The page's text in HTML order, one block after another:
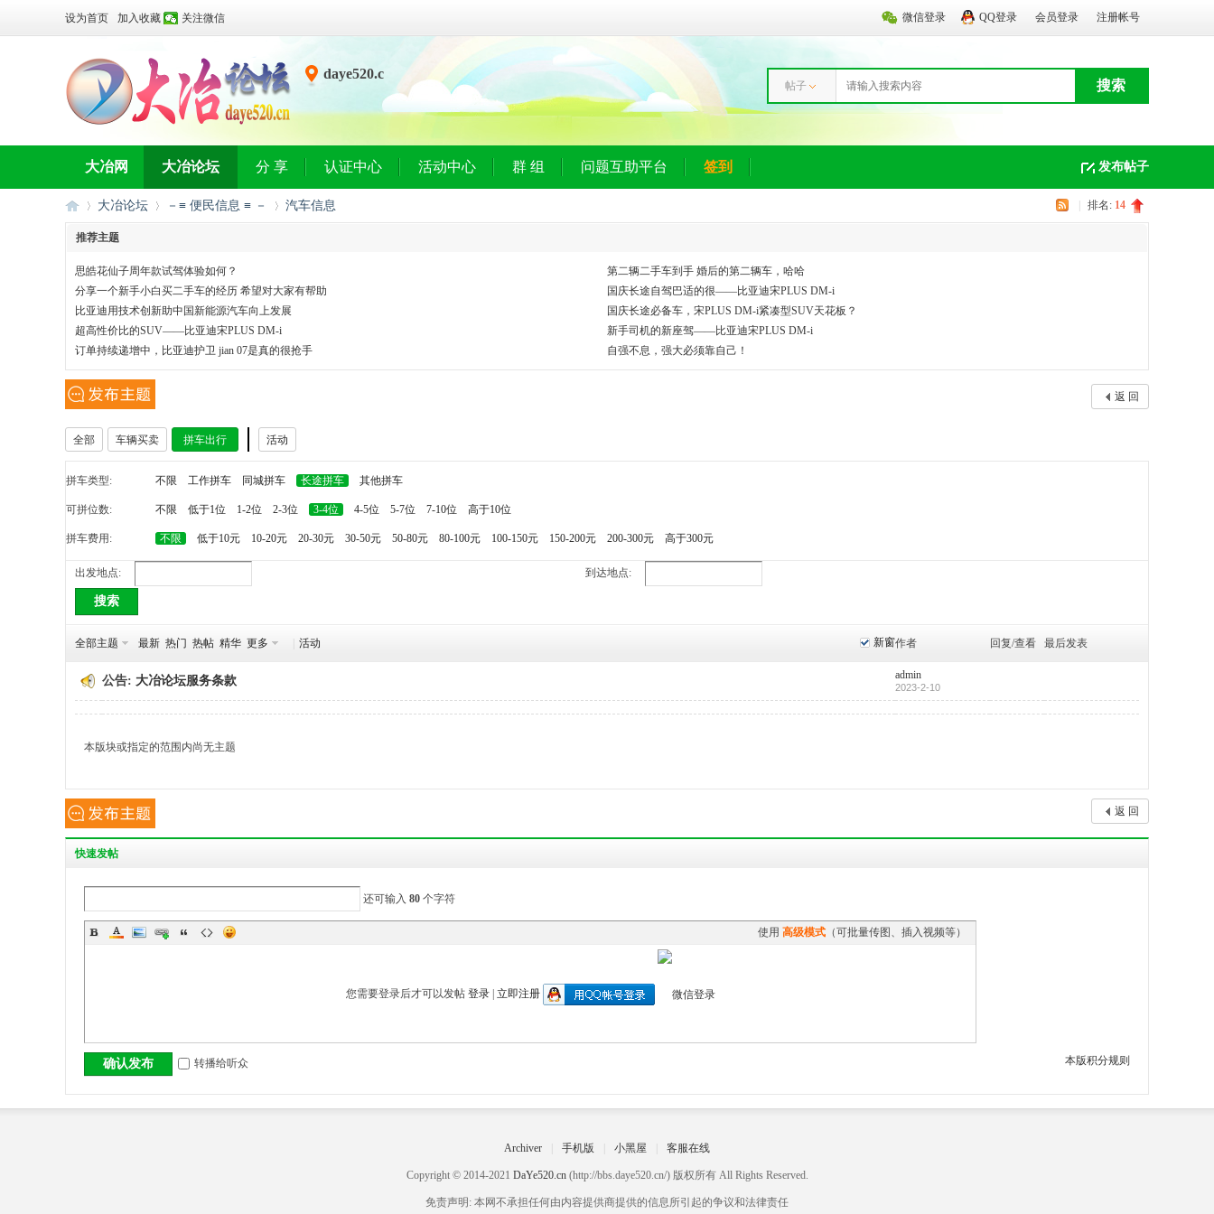
微信登录 QQ登录 会员登录 注册帐号
设为首页 加入收藏 关注微信
daye520.c
帖子 搜索
发布帖子
大冶网 大冶论坛 分 享 认证中心 活动中心 群 组 问题互助平台 签到
冶
网
丨
»
大冶论坛 －≡ 便民信息 ≡ －
›
汽车信息 排名: 14
推荐主题
思皓花仙子周年款试驾体验如何？
第二辆二手车到手 婚后的第二辆车，哈哈
分享一个新手小白买二手车的经历 希望对大家有帮助
国庆长途自驾巴适的很——比亚迪宋PLUS DM-i
比亚迪用技术创新助中国新能源汽车向上发展
国庆长途必备车，宋PLUS DM-i紧凑型SUV天花板？
超高性价比的SUV——比亚迪宋PLUS DM-i
新手司机的新座驾——比亚迪宋PLUS DM-i
订单持续递增中，比亚迪护卫 jian 07是真的很抢手
自强不息，强大必须靠自己！
返 回
全部 车辆买卖 拼车出行 活动
拼车类型: 不限 工作拼车 同城拼车 长途拼车 其他拼车
可拼位数: 不限 低于1位 1-2位 2-3位 3-4位 4-5位 5-7位 7-10位 高于10位
拼车费用: 不限 低于10元 10-20元 20-30元 30-50元 50-80元 80-100元 100-150元 150-200元 200-300元 高于300元
出发地点: 到达地点:
搜索
新窗
全部主题 最新 热门 热帖 精华 更多 活动 作者 回复/查看 最后发表
公告: 大冶论坛服务条款 admin
2023-2-10
本版块或指定的范围内尚无主题
返 回
快速发帖
还可输入 80 个字符
使用 高级模式 （可批量传图、插入视频等）
您需要登录后才可以发帖 登录| 立即注册
本版积分规则
确认发布 转播给听众
Archiver 手机版 小黑屋 客服在线
Copyright © 2014-2021 DaYe520.cn(http://bbs.daye520.cn/) 版权所有 All Rights Reserved.
免责声明: 本网不承担任何由内容提供商提供的信息所引起的争议和法律责任